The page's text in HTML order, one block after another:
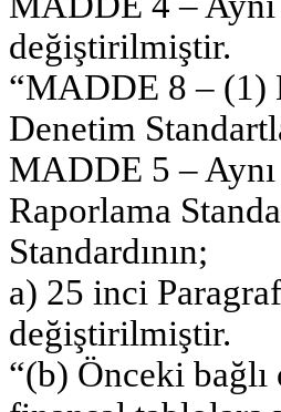
değiştirilmiştir.
“MADDE 8 – (1)
Denetim
MADDE 5 –
Raporlama
Standardının;
a) 25 inci
değiştirilmiştir.
“(b) Önceki bağlı